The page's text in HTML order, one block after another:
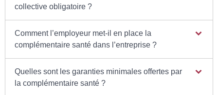
collective obligatoire ?
Comment l’employeur met-il en place la
complémentaire santé dans l’entreprise ?
Quelles sont les garanties minimales offertes par
la complémentaire santé ?